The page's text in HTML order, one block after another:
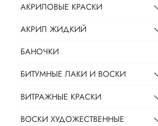
АКРИЛОВЫЕ КРАСКИ
АКРИЛ ЖИДКИЙ
БАНОЧКИ
БИТУМНЫЕ ЛАКИ И ВОСКИ
ВИТРАЖНЫЕ КРАСКИ
ВОСКИ ХУДОЖЕСТВЕННЫЕ